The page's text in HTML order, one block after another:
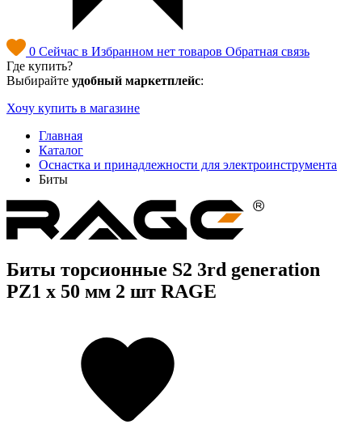
0 Сейчас в Избранном нет товаров Обратная связь
Где купить?
Выбирайте удобный маркетплейс:
Хочу купить в магазине
Главная
Каталог
Оснастка и принадлежности для электроинструмента
Биты
Биты торсионные S2 3rd generation
PZ1 x 50 мм 2 шт RAGE